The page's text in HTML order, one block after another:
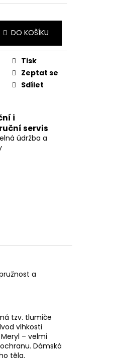
DO KOŠÍKU
Tisk
Zeptat se
Sdílet
i
servis
údržba a
a
tzv. tlumiče
vlhkosti
– velmi
Dámská
těla.